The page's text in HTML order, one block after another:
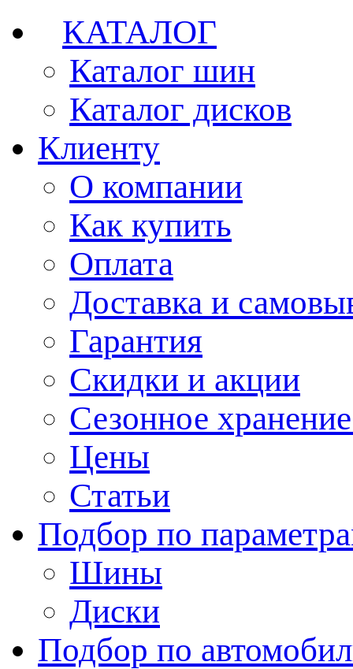
КАТАЛОГ
Каталог шин
Каталог дисков
Клиенту
О компании
Как купить
Оплата
Доставка и
Гарантия
Скидки и акции
Сезонное
Цены
Статьи
Подбор по
Шины
Диски
Подбор по